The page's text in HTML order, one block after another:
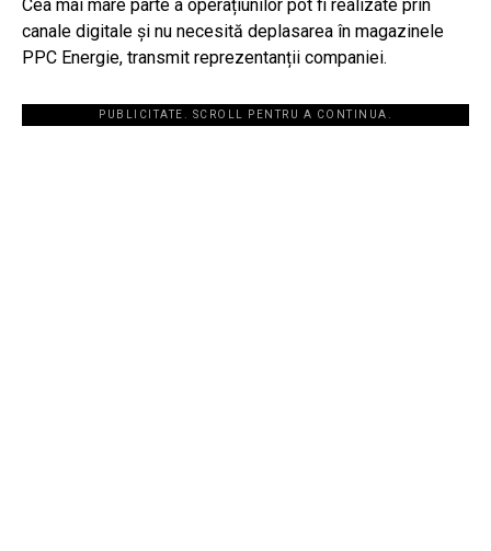
Cea mai mare parte a operațiunilor pot fi realizate prin
canale digitale și nu necesită deplasarea în magazinele
PPC Energie, transmit reprezentanții companiei.
PUBLICITATE. SCROLL PENTRU A CONTINUA.